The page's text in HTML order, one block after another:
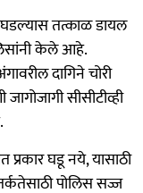
घडल्यास तत्काळ डायल
केले आहे.
दागिने चोरी
सीसीटीव्ही
प्रकार घडू नये, यासाठी
पोलिस सज्ज